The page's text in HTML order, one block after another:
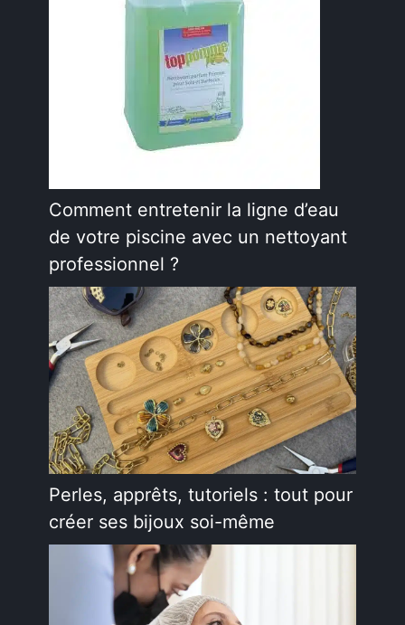
Comment entretenir la ligne d’eau
de votre piscine avec un nettoyant
professionnel ?
Perles, apprêts, tutoriels : tout pour
créer ses bijoux soi-même